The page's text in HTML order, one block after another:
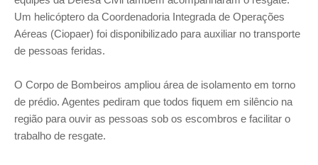
Um helicóptero da Coordenadoria Integrada de Operações
Aéreas (Ciopaer) foi disponibilizado para auxiliar no transporte
de pessoas feridas.
O Corpo de Bombeiros ampliou área de isolamento em torno
de prédio. Agentes pediram que todos fiquem em silêncio na
região para ouvir as pessoas sob os escombros e facilitar o
trabalho de resgate.